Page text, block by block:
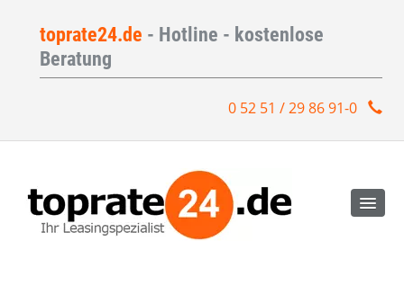
toprate24.de - Hotline - kostenlose
Beratung
0 52 51 / 29 86 91-0